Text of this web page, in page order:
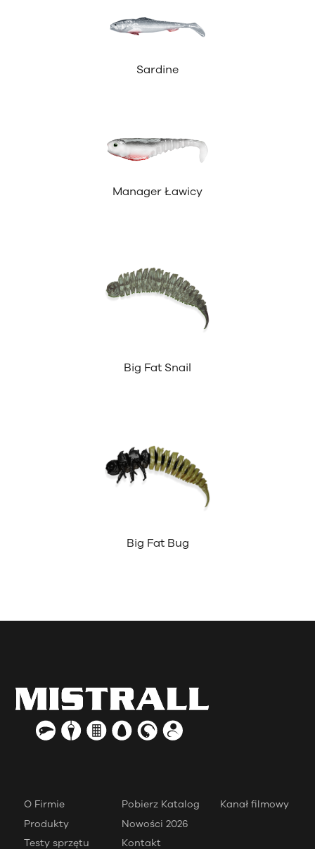
Sardine
Manager Ławicy
Big Fat Snail
Big Fat Bug
O Firmie
Produkty
Testy sprzętu
Pobierz Katalog
Nowości 2026
Kontakt
Kanał filmowy